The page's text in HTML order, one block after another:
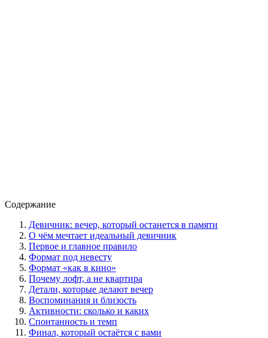
Содержание
Девичник: вечер, который останется в памяти
О чём мечтает идеальный девичник
Первое и главное правило
Формат под невесту
Формат «как в кино»
Почему лофт, а не квартира
Детали, которые делают вечер
Воспоминания и близость
Активности: сколько и каких
Спонтанность и темп
Финал, который остаётся с вами